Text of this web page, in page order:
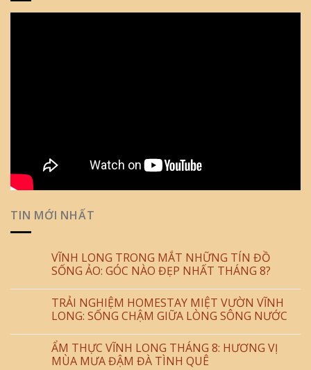
TIN MỚI NHẤT
VĨNH LONG TRONG MẮT NHỮNG TÍN ĐỒ
SỐNG ẢO: GÓC NÀO ĐẸP NHẤT THÁNG 8?
TRẢI NGHIỆM HOMESTAY MIỆT VƯỜN VĨNH
LONG: SỐNG CHẬM GIỮA LÒNG SÔNG NƯỚC
ẨM THỰC VĨNH LONG THÁNG 8: HƯƠNG VỊ
MÙA MƯA ĐẬM ĐÀ TÌNH QUÊ